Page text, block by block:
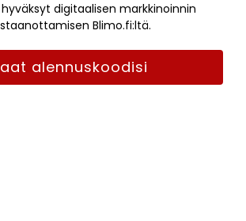
digitaalisen markkinoinnin
Blimo.fi:ltä.
alennuskoodisi